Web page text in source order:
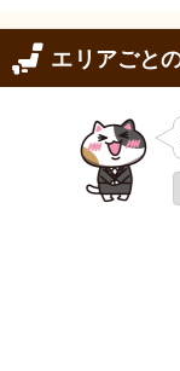
エリアごと